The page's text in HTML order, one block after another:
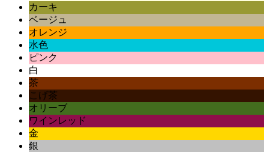
カーキ
ベージュ
オレンジ
水色
ピンク
白
茶
こげ茶
オリーブ
ワインレッド
金
銀